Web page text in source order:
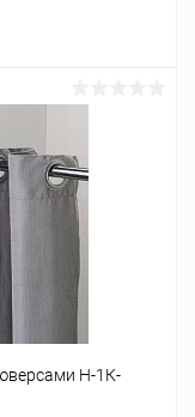
Сравнение
В наличии
Н-1К-